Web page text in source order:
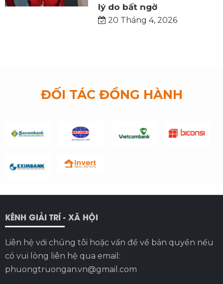
lý do bất ngờ
20 Tháng 4, 2026
ĐỐI TÁC ĐỒNG HÀNH
KÊNH GIẢI TRÍ - XÃ HỘI
Liên hệ với chúng tôi hoặc vấn đề về bản quyền nếu
có vui lòng liên hệ qua email:
phuongtruongan.vn@gmail.com